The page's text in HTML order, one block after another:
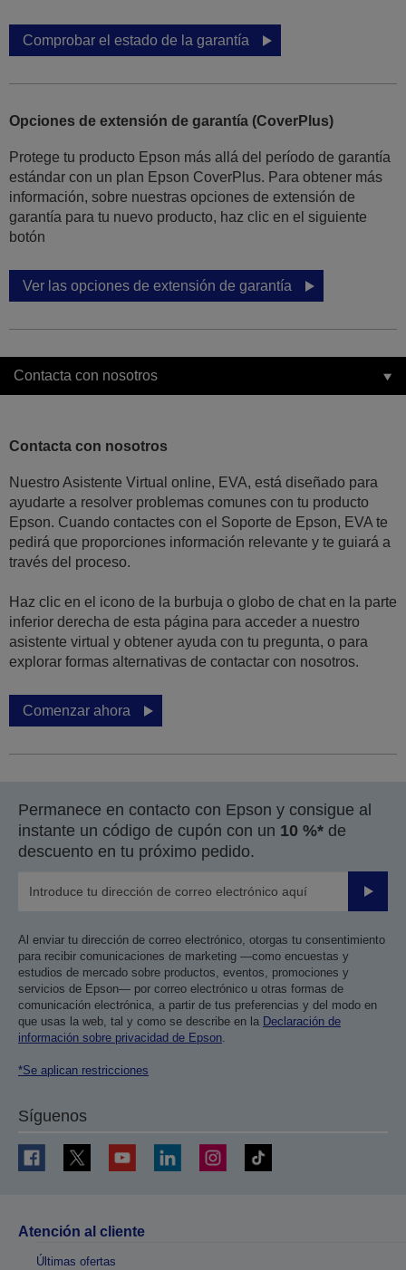
Comprobar el estado de la garantía
Opciones de extensión de garantía (CoverPlus)
Protege tu producto Epson más allá del período de garantía
estándar con un plan Epson CoverPlus. Para obtener más
información, sobre nuestras opciones de extensión de
garantía para tu nuevo producto, haz clic en el siguiente
botón
Ver las opciones de extensión de garantía
Contacta con nosotros
Contacta con nosotros
Nuestro Asistente Virtual online, EVA, está diseñado para
ayudarte a resolver problemas comunes con tu producto
Epson. Cuando contactes con el Soporte de Epson, EVA te
pedirá que proporciones información relevante y te guiará a
través del proceso.
Haz clic en el icono de la burbuja o globo de chat en la parte
inferior derecha de esta página para acceder a nuestro
asistente virtual y obtener ayuda con tu pregunta, o para
explorar formas alternativas de contactar con nosotros.
Comenzar ahora
Permanece en contacto con Epson y consigue al
instante un código de cupón con un 10 %* de
descuento en tu próximo pedido.
Enviar
Al enviar tu dirección de correo electrónico, otorgas tu consentimiento
para recibir comunicaciones de marketing —como encuestas y
estudios de mercado sobre productos, eventos, promociones y
servicios de Epson— por correo electrónico u otras formas de
comunicación electrónica, a partir de tus preferencias y del modo en
que usas la web, tal y como se describe en la Declaración de
información sobre privacidad de Epson.
*Se aplican restricciones
Síguenos
Atención al cliente
Últimas ofertas